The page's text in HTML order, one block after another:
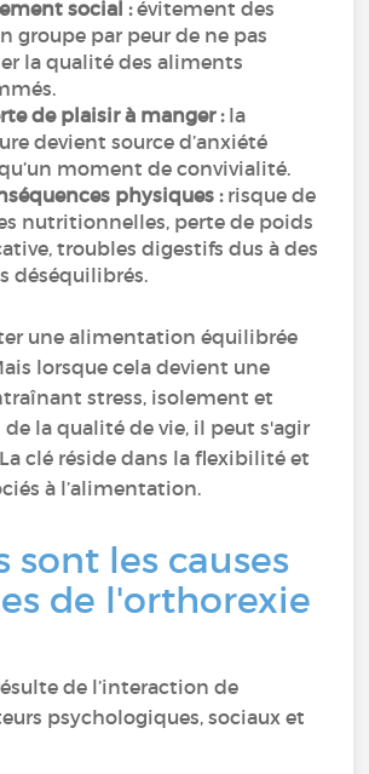
social :évitement des
groupe par peur de ne pas
la qualité des aliments
de plaisir à manger :la
devient source d’anxiété
moment de convivialité.
physiques :risque de
nutritionnelles, perte de poids
troubles digestifs dus à des
déséquilibrés.
une alimentation équilibrée
lorsque cela devient une
stress, isolement et
la qualité de vie, il peut s'agir
clé réside dans la flexibilité et
à l’alimentation.
sont les causes
de l'orthorexie
de l’interaction de
psychologiques, sociaux et